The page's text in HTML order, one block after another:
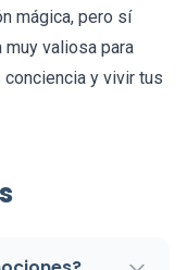
mágica, pero sí
muy valiosa para
y vivir tus